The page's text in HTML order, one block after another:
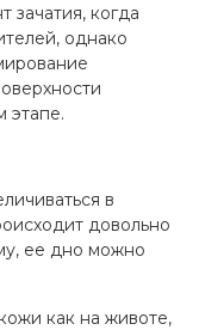
зачатия, когда
однако
этапе.
в
довольно
ее дно можно
как на животе,